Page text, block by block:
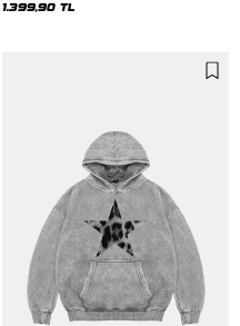
Hoodie
1.399,90 TL